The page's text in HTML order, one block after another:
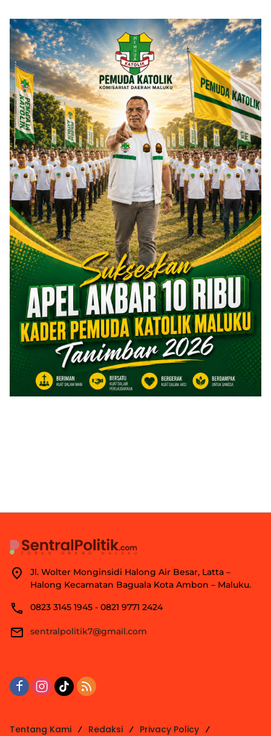
Jl. Wolter Monginsidi Halong Air Besar, Latta –
Halong Kecamatan Baguala Kota Ambon – Maluku.
0823 3145 1945 - 0821 9771 2424
sentralpolitik7@gmail.com
Tentang Kami Redaksi Privacy Policy